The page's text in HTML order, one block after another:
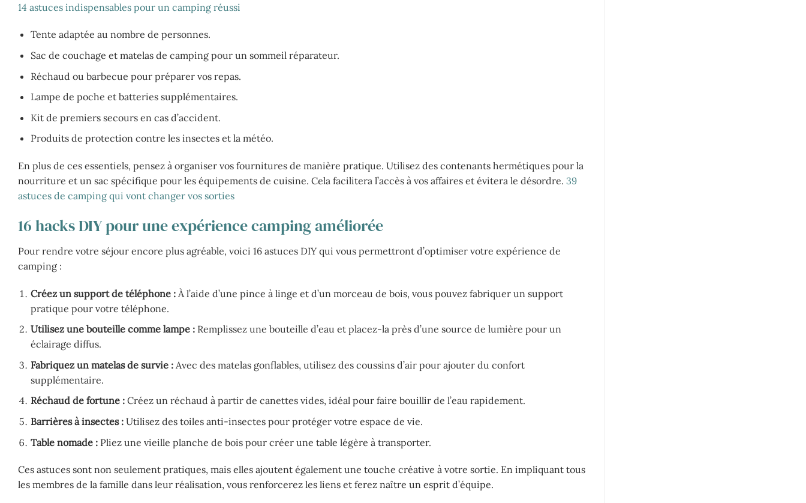
14 astuces indispensables pour un camping réussi
Tente adaptée au nombre de personnes.
Sac de couchage et matelas de camping pour un sommeil réparateur.
Réchaud ou barbecue pour préparer vos repas.
Lampe de poche et batteries supplémentaires.
Kit de premiers secours en cas d’accident.
Produits de protection contre les insectes et la météo.
En plus de ces essentiels, pensez à organiser vos fournitures de manière pratique. Utilisez des contenants hermétiques pour la
nourriture et un sac spécifique pour les équipements de cuisine. Cela facilitera l’accès à vos affaires et évitera le désordre. 39
astuces de camping qui vont changer vos sorties
16 hacks DIY pour une expérience camping améliorée
Pour rendre votre séjour encore plus agréable, voici 16 astuces DIY qui vous permettront d’optimiser votre expérience de
camping :
Créez un support de téléphone :À l’aide d’une pince à linge et d’un morceau de bois, vous pouvez fabriquer un support
pratique pour votre téléphone.
Utilisez une bouteille comme lampe :Remplissez une bouteille d’eau et placez-la près d’une source de lumière pour un
éclairage diffus.
Fabriquez un matelas de survie :Avec des matelas gonflables, utilisez des coussins d’air pour ajouter du confort
supplémentaire.
Réchaud de fortune :Créez un réchaud à partir de canettes vides, idéal pour faire bouillir de l’eau rapidement.
Barrières à insectes :Utilisez des toiles anti-insectes pour protéger votre espace de vie.
Table nomade :Pliez une vieille planche de bois pour créer une table légère à transporter.
Ces astuces sont non seulement pratiques, mais elles ajoutent également une touche créative à votre sortie. En impliquant tous
les membres de la famille dans leur réalisation, vous renforcerez les liens et ferez naître un esprit d’équipe.